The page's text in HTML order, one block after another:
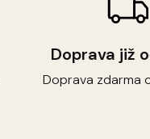
Doprava již
Doprava zdarma